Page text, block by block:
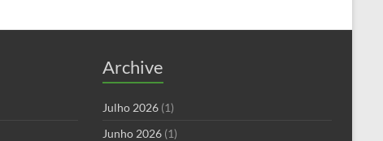
Archive
Julho 2026 (1)
Junho 2026 (1)